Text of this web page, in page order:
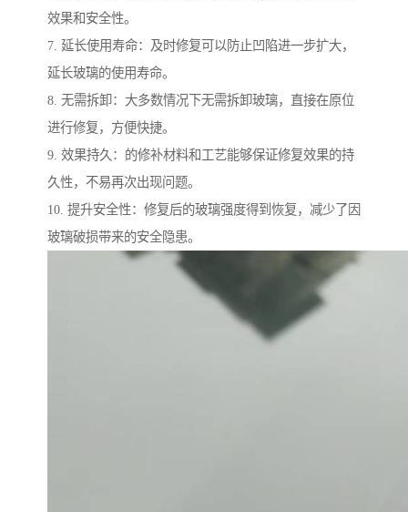
效果和安全性。
7. 延长使用寿命：及时修复可以防止凹陷进一步扩大，
延长玻璃的使用寿命。
8. 无需拆卸：大多数情况下无需拆卸玻璃，直接在原位
进行修复，方便快捷。
9. 效果持久：的修补材料和工艺能够保证修复效果的持
久性，不易再次出现问题。
10. 提升安全性：修复后的玻璃强度得到恢复，减少了因
玻璃破损带来的安全隐患。